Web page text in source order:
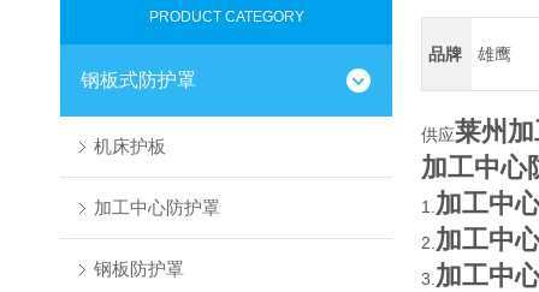
PRODUCT CATEGORY
钢板式防护罩
机床护板
加工中心防护罩
钢板防护罩
品牌 雄鹰
供应莱州
加工中心
1. 加工中
2. 加工中
3. 加工中